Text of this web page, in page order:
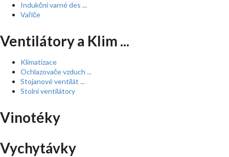
Indukční varné des ...
Vařiče
Ventilátory a Klim ...
Klimatizace
Ochlazovače vzduch ...
Stojanové ventilát ...
Stolní ventilátory
Vinotéky
Vychytávky